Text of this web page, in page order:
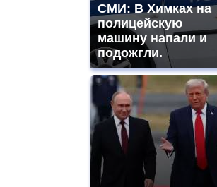
СМИ: В Химках на
полицейскую
машину напали и
подожгли.